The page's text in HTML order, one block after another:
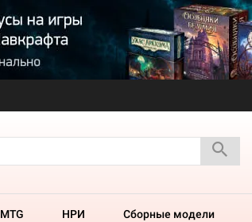
MTG НРИ Сборные модели